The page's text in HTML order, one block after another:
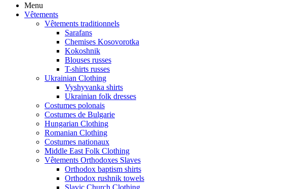
Menu
Vêtements
Vêtements traditionnels
Sarafans
Chemises Kosovorotka
Kokoshnik
Blouses russes
T-shirts russes
Ukrainian Clothing
Vyshyvanka shirts
Ukrainian folk dresses
Costumes polonais
Costumes de Bulgarie
Hungarian Clothing
Romanian Clothing
Costumes nationaux
Middle East Folk Clothing
Vêtements Orthodoxes Slaves
Orthodox baptism shirts
Orthodox rushnik towels
Slavic Church Clothing